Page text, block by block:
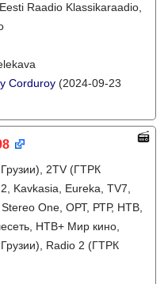
Raadio Klassikaraadio,
Corduroy (2024-09-23
2TV (ГТРК
Kavkasia, Eureka, TV7,
One, ОРТ, РТР, НТВ,
НТВ+ Мир кино,
Radio 2 (ГТРК